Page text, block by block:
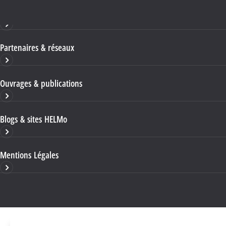
Partenaires & réseaux
Ouvrages & publications
Blogs & sites HELMo
Mentions Légales